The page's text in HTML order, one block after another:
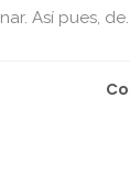
Así pues,